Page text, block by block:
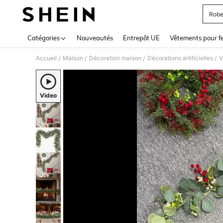
Catégories Nouveautés Entrepôt UE Vêtements pour
Accueil / Maison / Décoration maison / Décorations artificielles /
Video